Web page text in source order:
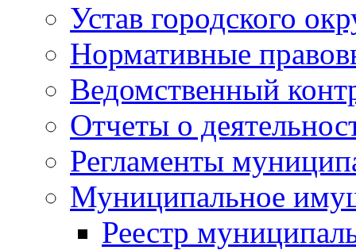
Устав городского
Нормативные
Ведомственный
Отчеты о
Регламенты
Муниципальное
Реестр